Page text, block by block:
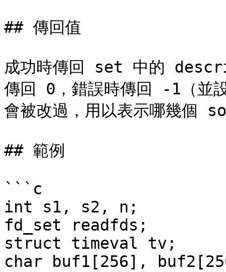
## 傳回值
成功時傳回 set 中的
傳回 0，錯誤時傳回 -1（並
會被改過，用以表示哪幾個
## 範例
```c
int s1, s2, n;
fd_set readfds;
struct timeval tv;
char buf1[256],